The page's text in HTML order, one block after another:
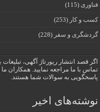
فناوری (115)
کسب و کار (253)
گردشگری و سفر (228)
اگر قصد انتشار رپورتاژ آگهی،
تماس با ما مراجعه نمایید. همکاران
پاسخگویی به سوالات شما هستند.
نوشته‌های اخیر